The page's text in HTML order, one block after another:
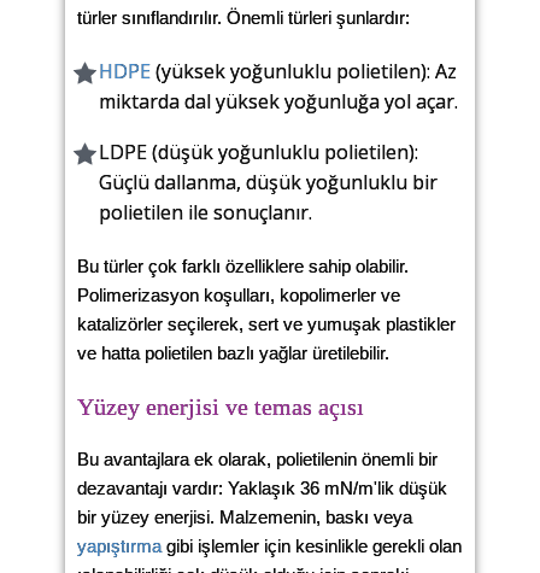
türler sınıflandırılır. Önemli türleri şunlardır:
HDPE(yüksek yoğunluklu polietilen): Az
miktarda dal yüksek yoğunluğa yol açar.
LDPE (düşük yoğunluklu polietilen):
Güçlü dallanma, düşük yoğunluklu bir
polietilen ile sonuçlanır.
Bu türler çok farklı özelliklere sahip olabilir.
Polimerizasyon koşulları, kopolimerler ve
katalizörler seçilerek, sert ve yumuşak plastikler
ve hatta polietilen bazlı yağlar üretilebilir.
Yüzey enerjisi ve temas açısı
Bu avantajlara ek olarak, polietilenin önemli bir
dezavantajı vardır: Yaklaşık 36 mN/m'lik düşük
bir yüzey enerjisi. Malzemenin, baskı veya
yapıştırma gibi işlemler için kesinlikle gerekli olan